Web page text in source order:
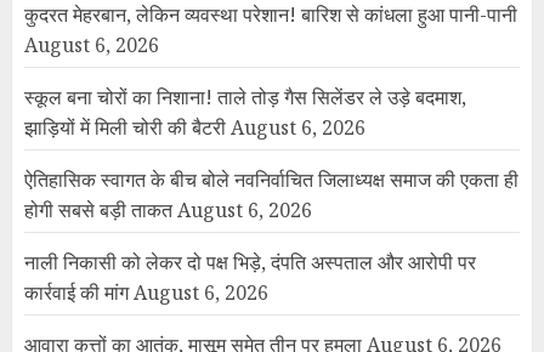
कुदरत मेहरबान, लेकिन व्यवस्था परेशान! बारिश से कांधला हुआ पानी-पानी
August 6, 2026
स्कूल बना चोरों का निशाना! ताले तोड़ गैस सिलेंडर ले उड़े बदमाश,
झाड़ियों में मिली चोरी की बैटरीAugust 6, 2026
ऐतिहासिक स्वागत के बीच बोले नवनिर्वाचित जिलाध्यक्ष समाज की एकता ही
होगी सबसे बड़ी ताकतAugust 6, 2026
नाली निकासी को लेकर दो पक्ष भिड़े, दंपति अस्पताल और आरोपी पर
कार्रवाई की मांगAugust 6, 2026
आवारा कुत्तों का आतंक, मासूम समेत तीन पर हमलाAugust 6, 2026